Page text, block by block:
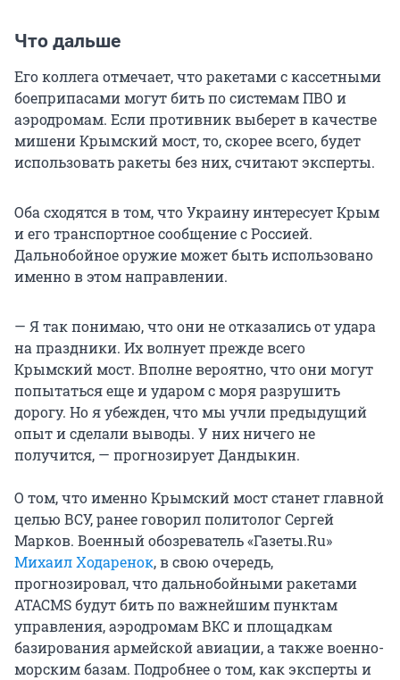
Что дальше
Его коллега отмечает, что ракетами с кассетными
боеприпасами могут бить по системам ПВО и
аэродромам. Если противник выберет в качестве
мишени Крымский мост, то, скорее всего, будет
использовать ракеты без них, считают эксперты.
Оба сходятся в том, что Украину интересует Крым
и его транспортное сообщение с Россией.
Дальнобойное оружие может быть использовано
именно в этом направлении.
— Я так понимаю, что они не отказались от удара
на праздники. Их волнует прежде всего
Крымский мост. Вполне вероятно, что они могут
попытаться еще и ударом с моря разрушить
дорогу. Но я убежден, что мы учли предыдущий
опыт и сделали выводы. У них ничего не
получится, — прогнозирует Дандыкин.
О том, что именно Крымский мост станет главной
целью ВСУ, ранее говорил политолог Сергей
Марков. Военный обозреватель «Газеты.Ru»
Михаил Ходаренок, в свою очередь,
прогнозировал, что дальнобойными ракетами
ATACMS будут бить по важнейшим пунктам
управления, аэродромам ВКС и площадкам
базирования армейской авиации, а также военно-
морским базам. Подробнее о том, как эксперты и